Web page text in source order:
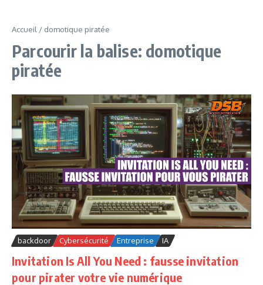
Accueil / domotique piratée
Parcourir la balise: domotique
piratée
backdoor Cybersécurité Entreprise IA
Invitation Is All You Need : fausse invitation
pour pirater votre vie numérique